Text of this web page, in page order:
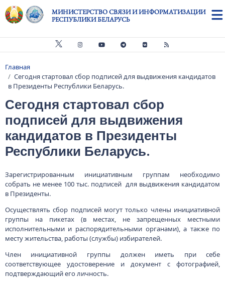
Перейти к основному содержанию
МИНИСТЕРСТВО СВЯЗИ И ИНФОРМАТИЗАЦИИ
РЕСПУБЛИКИ БЕЛАРУСЬ
Строка навигации
Главная
Сегодня стартовал сбор подписей для выдвижения кандидатов
в Президенты Республики Беларусь.
Сегодня стартовал сбор
подписей для выдвижения
кандидатов в Президенты
Республики Беларусь.
Зарегистрированным инициативным группам необходимо
собрать не менее 100 тыс. подписей для выдвижения кандидатом
в Президенты.
Осуществлять сбор подписей могут только члены инициативной
группы на пикетах (в местах, не запрещенных местными
исполнительными и распорядительными органами), а также по
месту жительства, работы (службы) избирателей.
Член инициативной группы должен иметь при себе
соответствующее удостоверение и документ с фотографией,
подтверждающий его личность.